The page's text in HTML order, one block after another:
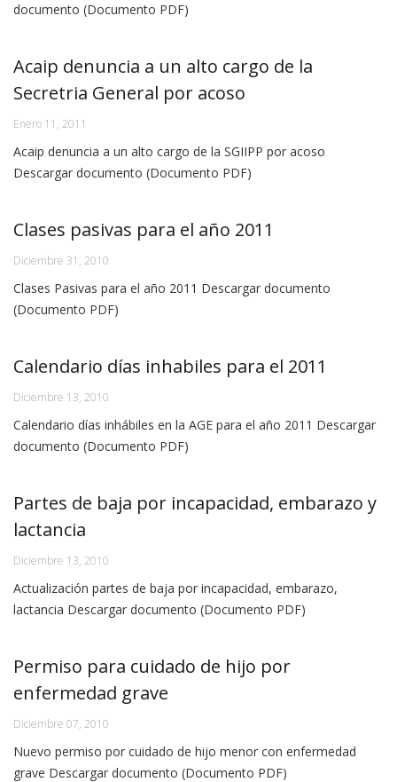
documento (Documento PDF)
Acaip denuncia a un alto cargo de la
Secretria General por acoso
Enero 11, 2011
Acaip denuncia a un alto cargo de la SGIIPP por acoso
Descargar documento (Documento PDF)
Clases pasivas para el año 2011
Diciembre 31, 2010
Clases Pasivas para el año 2011 Descargar documento
(Documento PDF)
Calendario días inhabiles para el 2011
Diciembre 13, 2010
Calendario días inhábiles en la AGE para el año 2011 Descargar
documento (Documento PDF)
Partes de baja por incapacidad, embarazo y
lactancia
Diciembre 13, 2010
Actualización partes de baja por incapacidad, embarazo,
lactancia Descargar documento (Documento PDF)
Permiso para cuidado de hijo por
enfermedad grave
Diciembre 07, 2010
Nuevo permiso por cuidado de hijo menor con enfermedad
grave Descargar documento (Documento PDF)